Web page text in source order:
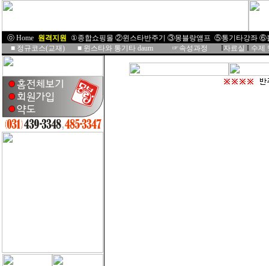
ⓞ Home 원격지원 ①종합쇼핑몰 ②윈스타반주기 ③몽블랑앰프 ⑤통기타강좌 ⑥
■ 정규코스(교재) ■ 윈스타와 통기타 daum ☞속성과정 I자료실 I 수제